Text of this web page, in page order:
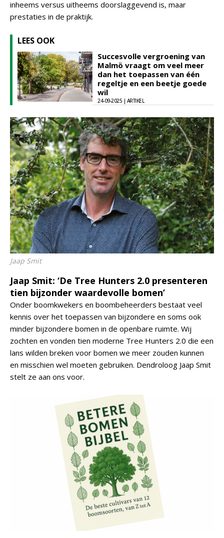
inheems versus uitheems doorslaggevend is, maar
prestaties in de praktijk.
LEES OOK
Succesvolle vergroening van
Malmö vraagt om veel meer
dan het toepassen van één
regeltje en een beetje goede
wil
24-09-2025 | ARTIKEL
Jaap Smit
Jaap Smit: ‘De Tree Hunters 2.0 presenteren
tien bijzonder waardevolle bomen’
Onder boomkwekers en boombeheerders bestaat veel
kennis over het toepassen van bijzondere en soms ook
minder bijzondere bomen in de openbare ruimte. Wij
zochten en vonden tien moderne Tree Hunters 2.0 die een
lans wilden breken voor bomen we meer zouden kunnen
en misschien wel moeten gebruiken. Dendroloog Jaap Smit
stelt ze aan ons voor.